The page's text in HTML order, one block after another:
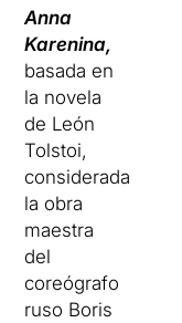
Anna
Karenina,
basada en
la novela
de León
Tolstoi,
considerada
la obra
maestra
del
coreógrafo
ruso Boris